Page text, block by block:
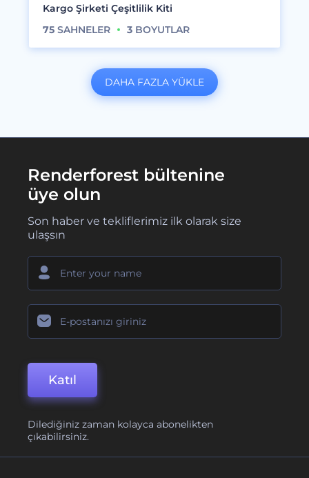
Kargo Şirketi Çeşitlilik Kiti
75 SAHNELER 3 BOYUTLAR
DAHA FAZLA YÜKLE
Renderforest bültenine
üye olun
Son haber ve tekliflerimiz ilk olarak size
ulaşsın
Katıl
Dilediğiniz zaman kolayca abonelikten
çıkabilirsiniz.